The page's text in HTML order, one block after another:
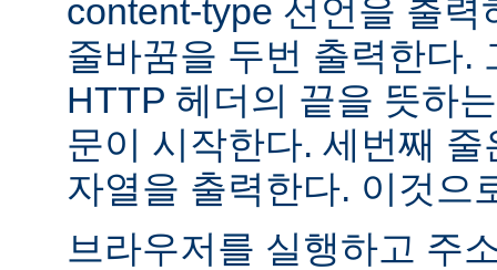
content-type 선언을 출
줄바꿈을 두번 출력한다.
HTTP 헤더의 끝을 뜻하
문이 시작한다. 세번째
자열을 출력한다. 이것으
브라우저를 실행하고 주